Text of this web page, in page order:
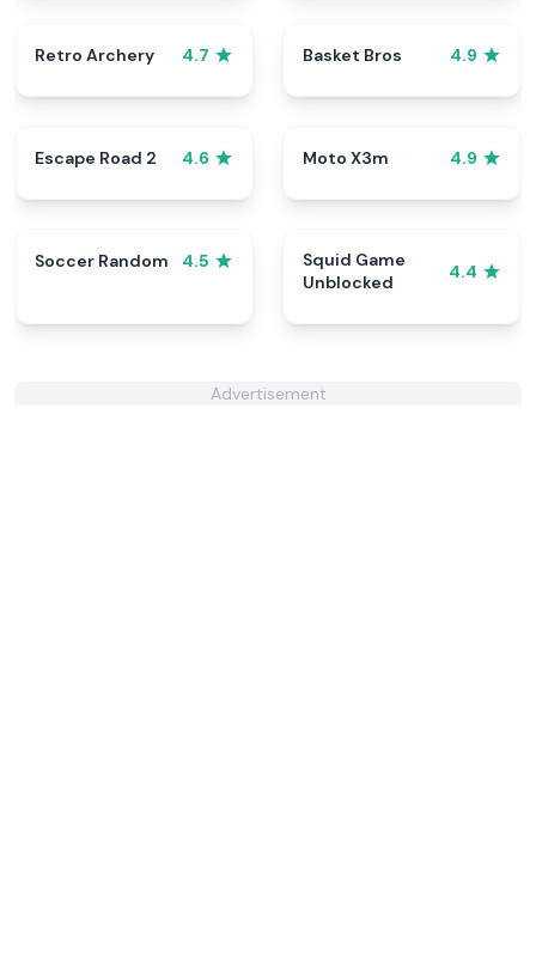
Retro Archery 4.7 Basket Bros 4.9
Escape Road 2 4.6 Moto X3m 4.9
Soccer Random 4.5
Squid Game
Unblocked
4.4
Advertisement